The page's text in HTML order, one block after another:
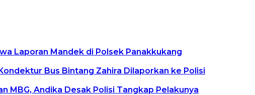
Laporan Mandek di Polsek Panakkukang
Bus Bintang Zahira Dilaporkan ke Polisi
MBG, Andika Desak Polisi Tangkap Pelakunya